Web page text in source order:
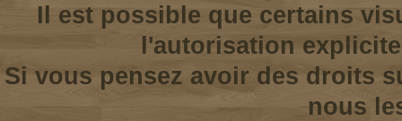
Il est possible que certains
l'autorisation
Si vous pensez avoir des droits
nous